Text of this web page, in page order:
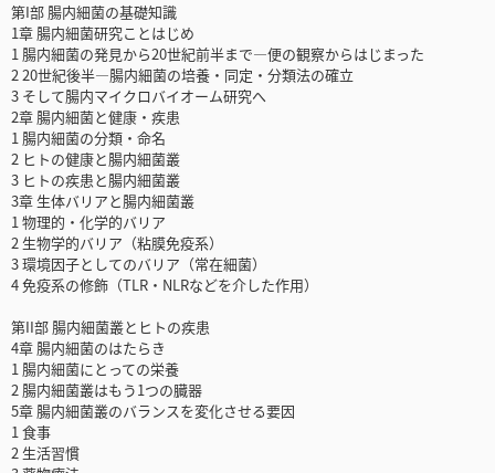
第I部 腸内細菌の基礎知識
1章 腸内細菌研究ことはじめ
1 腸内細菌の発見から20世紀前半まで―便の観察からはじまった
2 20世紀後半―腸内細菌の培養・同定・分類法の確立
3 そして腸内マイクロバイオーム研究へ
2章 腸内細菌と健康・疾患
1 腸内細菌の分類・命名
2 ヒトの健康と腸内細菌叢
3 ヒトの疾患と腸内細菌叢
3章 生体バリアと腸内細菌叢
1 物理的・化学的バリア
2 生物学的バリア（粘膜免疫系）
3 環境因子としてのバリア（常在細菌）
4 免疫系の修飾（TLR・NLRなどを介した作用）
第II部 腸内細菌叢とヒトの疾患
4章 腸内細菌のはたらき
1 腸内細菌にとっての栄養
2 腸内細菌叢はもう1つの臓器
5章 腸内細菌叢のバランスを変化させる要因
1 食事
2 生活習慣